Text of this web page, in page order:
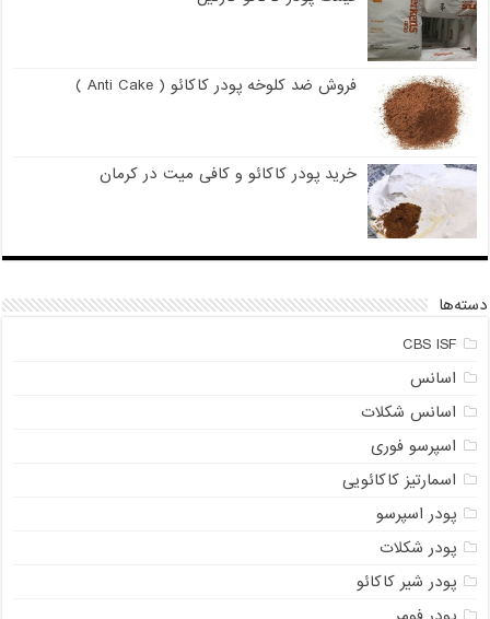
فروش ضد کلوخه پودر کاکائو ( Anti Cake )
خرید پودر کاکائو و کافی میت در کرمان
دسته‌ها
CBS ISF
اسانس
اسانس شکلات
اسپرسو فوری
اسمارتیز کاکائویی
پودر اسپرسو
پودر شکلات
پودر شیر کاکائو